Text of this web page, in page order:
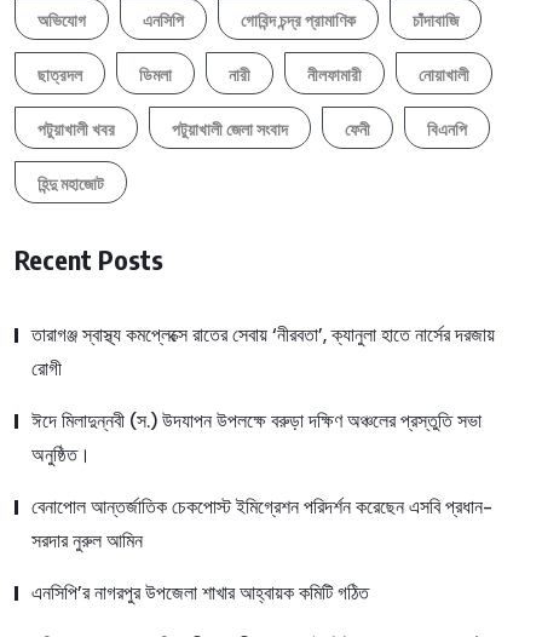
অভিযোগ এনসিপি গোবিন্দ চন্দ্র প্রামাণিক চাঁদাবাজি
ছাত্রদল ডিমলা নারী নীলফামারী নোয়াখালী
পটুয়াখালী খবর পটুয়াখালী জেলা সংবাদ ফেনী বিএনপি
হিন্দু মহাজোট
Recent Posts
তারাগঞ্জ স্বাস্থ্য কমপ্লেক্সে রাতের সেবায় ‘নীরবতা’, ক্যানুলা হাতে নার্সের দরজায়
রোগী
ঈদে মিলাদুন্নবী (স.) উদযাপন উপলক্ষে বরুড়া দক্ষিণ অঞ্চলের প্রস্তুতি সভা
অনুষ্ঠিত।
বেনাপোল আন্তর্জাতিক চেকপোস্ট ইমিগ্রেশন পরিদর্শন করেছেন এসবি প্রধান-
সরদার নুরুল আমিন
এনসিপি’র নাগরপুর উপজেলা শাখার আহ্বায়ক কমিটি গঠিত